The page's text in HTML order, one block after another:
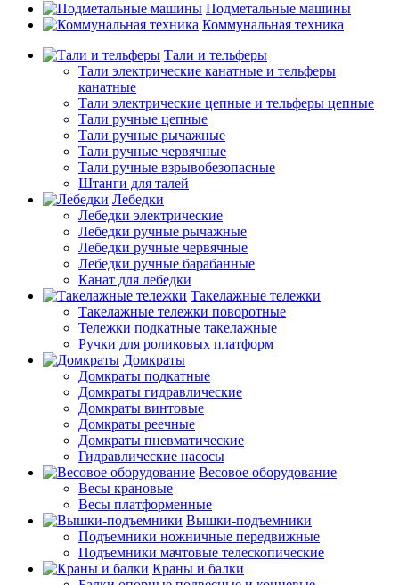
Подметальные машины
Коммунальная техника
Тали и тельферы
Тали электрические канатные и тельферы
канатные
Тали электрические цепные и тельферы цепные
Тали ручные цепные
Тали ручные рычажные
Тали ручные червячные
Тали ручные взрывобезопасные
Штанги для талей
Лебедки
Лебедки электрические
Лебедки ручные рычажные
Лебедки ручные червячные
Лебедки ручные барабанные
Канат для лебедки
Такелажные тележки
Такелажные тележки поворотные
Тележки подкатные такелажные
Ручки для роликовых платформ
Домкраты
Домкраты подкатные
Домкраты гидравлические
Домкраты винтовые
Домкраты реечные
Домкраты пневматические
Гидравлические насосы
Весовое оборудование
Весы крановые
Весы платформенные
Вышки-подъемники
Подъемники ножничные передвижные
Подъемники мачтовые телескопические
Краны и балки